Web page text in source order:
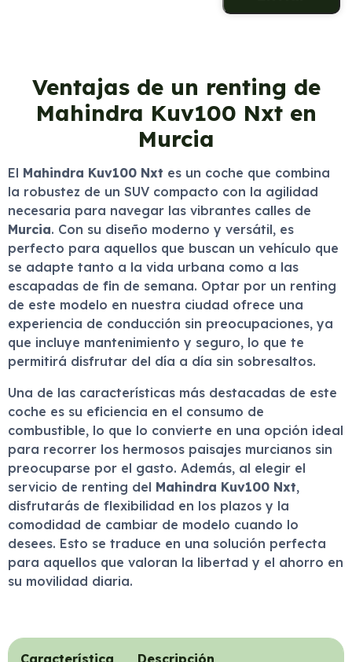
Ventajas de un renting de
Mahindra Kuv100 Nxt en
Murcia
El Mahindra Kuv100 Nxt es un coche que combina
la robustez de un SUV compacto con la agilidad
necesaria para navegar las vibrantes calles de
Murcia. Con su diseño moderno y versátil, es
perfecto para aquellos que buscan un vehículo que
se adapte tanto a la vida urbana como a las
escapadas de fin de semana. Optar por un renting
de este modelo en nuestra ciudad ofrece una
experiencia de conducción sin preocupaciones, ya
que incluye mantenimiento y seguro, lo que te
permitirá disfrutar del día a día sin sobresaltos.
Una de las características más destacadas de este
coche es su eficiencia en el consumo de
combustible, lo que lo convierte en una opción ideal
para recorrer los hermosos paisajes murcianos sin
preocuparse por el gasto. Además, al elegir el
servicio de renting del Mahindra Kuv100 Nxt,
disfrutarás de flexibilidad en los plazos y la
comodidad de cambiar de modelo cuando lo
desees. Esto se traduce en una solución perfecta
para aquellos que valoran la libertad y el ahorro en
su movilidad diaria.
Característica Descripción